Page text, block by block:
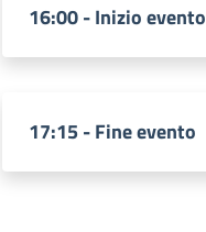
16:00 - Inizio evento
17:15 - Fine evento